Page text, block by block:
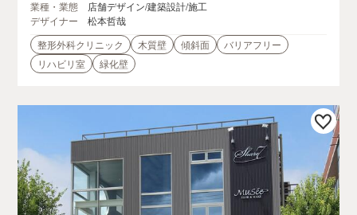
業種・業態
店舗デザイン/建築設計/施工
デザイナー
松本哲哉
整形外科クリニック
木質壁 傾斜面
バリアフリー
リハビリ室
緑化壁